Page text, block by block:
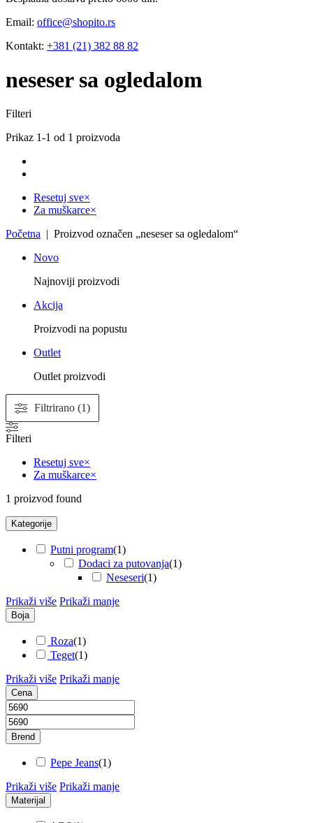
Email: office@shopito.rs
Kontakt: +381 (21) 382 88 82
neseser sa ogledalom
Filteri
Prikaz 1-1 od 1 proizvoda
Resetuj sve×
Za muškarce×
Početna | Proizvod označen „neseser sa ogledalom“
Novo
Najnoviji proizvodi
Akcija
Proizvodi na popustu
Outlet
Outlet proizvodi
Filtrirano (1)
Filteri
Resetuj sve×
Za muškarce×
1 proizvod found
Kategorije
Putni program(1)
Dodaci za putovanja(1)
Neseseri(1)
Prikaži više Prikaži manje
Boja
Roza(1)
Teget(1)
Prikaži više Prikaži manje
Cena
Brend
Pepe Jeans(1)
Prikaži više Prikaži manje
Materijal